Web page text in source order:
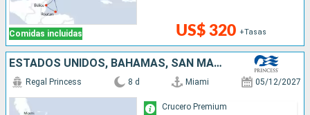
Comidas incluidas US$ 320 +Tasas
ESTADOS UNIDOS, BAHAMAS, SAN MARTÍN
Regal Princess 8 d Miami 05/12/2027
Crucero Premium